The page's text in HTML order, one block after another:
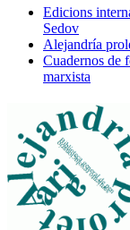
Edicions
Sedov
Alejandría
Cuadernos de
marxista